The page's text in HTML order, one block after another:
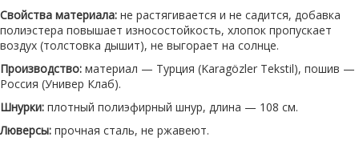
Свойства материала: не растягивается и не садится, добавка
полиэстера повышает износостойкость, хлопок пропускает
воздух (толстовка дышит), не выгорает на солнце.
Производство: материал — Турция (Karagözler Tekstil), пошив —
Россия (Универ Клаб).
Шнурки: плотный полиэфирный шнур, длина — 108 см.
Люверсы: прочная сталь, не ржавеют.